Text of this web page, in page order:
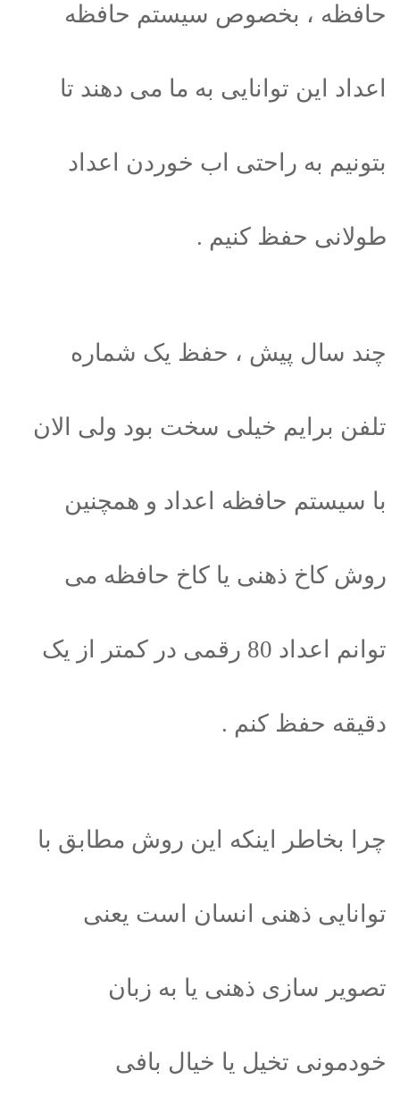
حافظه ، بخصوص سیستم حافظه
اعداد این توانایی به ما می دهند تا
بتونیم به راحتی اب خوردن اعداد
طولانی حفظ کنیم .
چند سال پیش ، حفظ یک شماره
تلفن برایم خیلی سخت بود ولی الان
با سیستم حافظه اعداد و همچنین
روش کاخ ذهنی یا کاخ حافظه می
توانم اعداد 80 رقمی در کمتر از یک
دقیقه حفظ کنم .
چرا بخاطر اینکه این روش مطابق با
توانایی ذهنی انسان است یعنی
تصویر سازی ذهنی یا به زبان
خودمونی تخیل یا خیال بافی